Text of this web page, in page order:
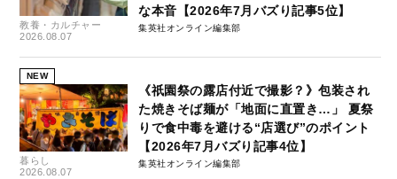
教養・カルチャー
2026.08.07
な本音【2026年7月バズり記事5位】
集英社オンライン編集部
NEW
暮らし
2026.08.07
《祇園祭の露店付近で撮影？》包装され
た焼きそば麺が「地面に直置き…」 夏祭
りで食中毒を避ける“店選び”のポイント
【2026年7月バズり記事4位】
集英社オンライン編集部